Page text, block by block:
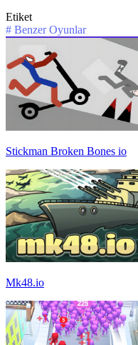
Etiket
# Benzer Oyunlar
Stickman Broken Bones io
Mk48.io